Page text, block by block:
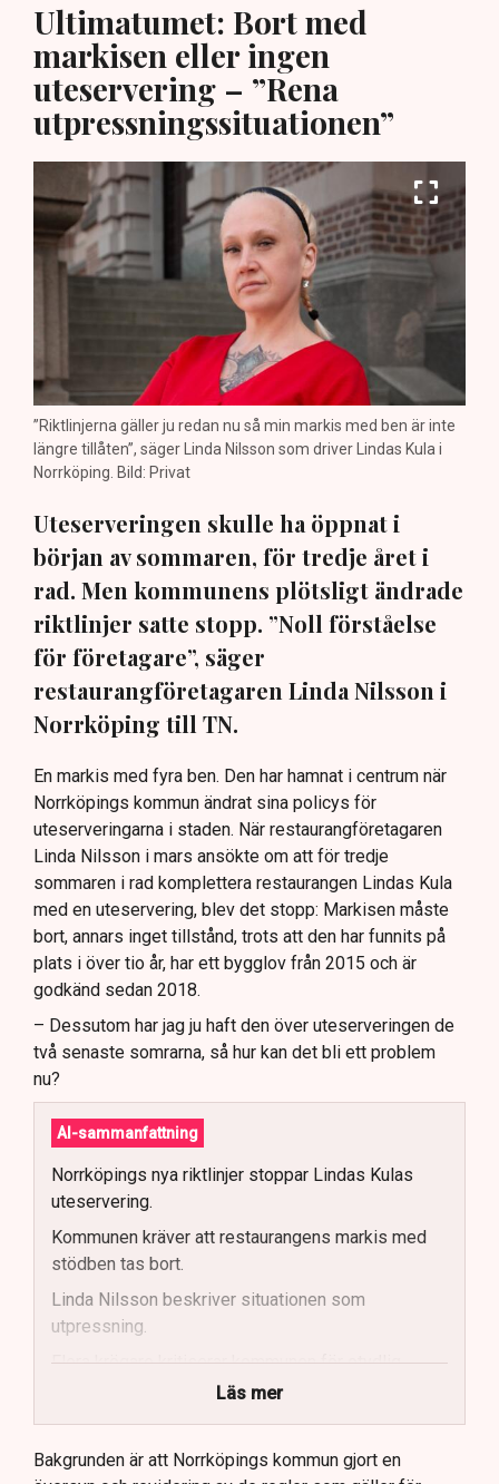
Ultimatumet: Bort med
markisen eller ingen
uteservering – ”Rena
utpressningssituationen”
”Riktlinjerna gäller ju redan nu så min markis med ben är inte
längre tillåten”, säger Linda Nilsson som driver Lindas Kula i
Norrköping. Bild: Privat
Uteserveringen skulle ha öppnat i
början av sommaren, för tredje året i
rad. Men kommunens plötsligt ändrade
riktlinjer satte stopp. ”Noll förståelse
för företagare”, säger
restaurangföretagaren Linda Nilsson i
Norrköping till TN.
En markis med fyra ben. Den har hamnat i centrum när
Norrköpings kommun ändrat sina policys för
uteserveringarna i staden. När restaurangföretagaren
Linda Nilsson i mars ansökte om att för tredje
sommaren i rad komplettera restaurangen Lindas Kula
med en uteservering, blev det stopp: Markisen måste
bort, annars inget tillstånd, trots att den har funnits på
plats i över tio år, har ett bygglov från 2015 och är
godkänd sedan 2018.
– Dessutom har jag ju haft den över uteserveringen de
två senaste somrarna, så hur kan det bli ett problem
nu?
AI-sammanfattning
Norrköpings nya riktlinjer stoppar Lindas Kulas
uteservering.
Kommunen kräver att restaurangens markis med
stödben tas bort.
Linda Nilsson beskriver situationen som
utpressning.
Flera krögare kritiserar kommunen för otydlig
Kommunen vill skapa enhetliga regler för
uteserveringar.
Läs mer
Bakgrunden är att Norrköpings kommun gjort en